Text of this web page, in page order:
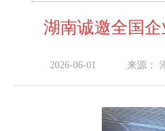
湖南诚邀全国
2026-06-01 来源：